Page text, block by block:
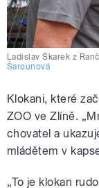
Ladislav Škarek z
Šarounová
Klokani, které
ZOO ve Zlíně.
chovatel a
mládětem v
„To je klokan